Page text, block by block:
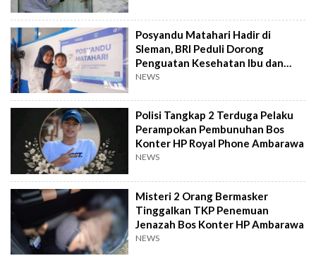
Posyandu Matahari Hadir di
Sleman, BRI Peduli Dorong
Penguatan Kesehatan Ibu dan
Anak
NEWS
Polisi Tangkap 2 Terduga Pelaku
Perampokan Pembunuhan Bos
Konter HP Royal Phone Ambarawa
NEWS
Misteri 2 Orang Bermasker
Tinggalkan TKP Penemuan
Jenazah Bos Konter HP Ambarawa
NEWS